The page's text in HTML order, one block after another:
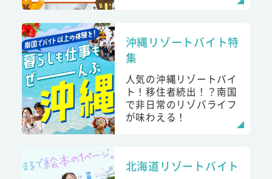
沖縄リゾートバイト特
集
人気の沖縄リゾートバイ
ト！移住者続出！？南国
で非日常のリゾバライフ
が味わえる！
北海道リゾートバイト